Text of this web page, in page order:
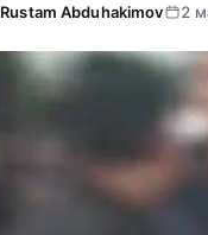
Rustam Abduhakimov 2